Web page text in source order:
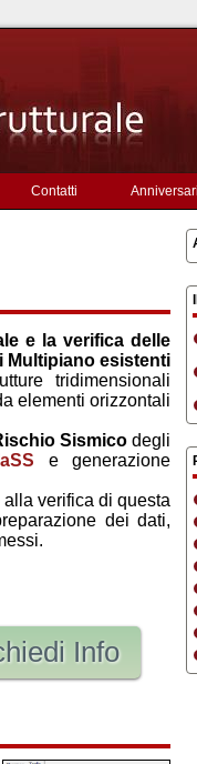
Contatti
e la verifica delle
Multipiano esistenti
tridimensionali
elementi orizzontali
Sismico degli
e generazione
verifica di questa
dei dati,
Info